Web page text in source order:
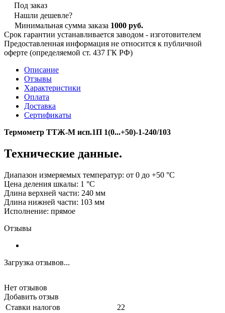
Под заказ
Нашли дешевле?
Минимальная сумма заказа 1000 руб.
Срок гарантии устанавливается заводом - изготовителем
Предоставленная информация не относится к публичной
оферте (определяемой ст. 437 ГК РФ)
Описание
Отзывы
Характеристики
Оплата
Доставка
Сертификаты
Термометр ТТЖ-М исп.1П 1(0...+50)-1-240/103
Технические данные.
Диапазон измеряемых температур: от 0 до +50 °C
Цена деления шкалы: 1 °C
Длина верхней части: 240 мм
Длина нижней части: 103 мм
Исполнение: прямое
Отзывы
Загрузка отзывов...
Нет отзывов
Добавить отзыв
Ставки налогов
22